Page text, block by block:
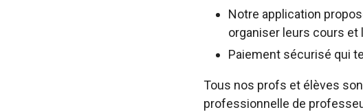
Notre application
organiser leurs cours et
Paiement sécurisé qui
Tous nos profs et élèves
professionnelle de